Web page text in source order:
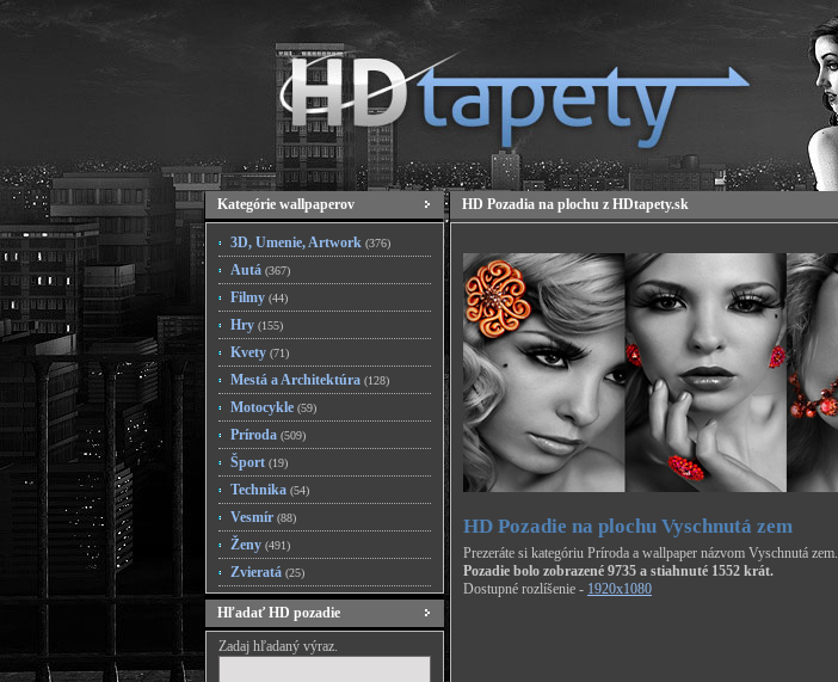
Kategórie wallpaperov
3D, Umenie, Artwork (376)
Autá (367)
Filmy (44)
Hry (155)
Kvety (71)
Mestá a Architektúra (128)
Motocykle (59)
Príroda (509)
Šport (19)
Technika (54)
Vesmír (88)
Ženy (491)
Zvieratá (25)
Hľadať HD pozadie
Zadaj hľadaný výraz.
HD Pozadia na plochu z HDtapety.sk
HD Pozadie na plochu Vyschnutá zem
Prezeráte si kategóriu Príroda a wallpaper názvom Vyschnutá zem.
Pozadie bolo zobrazené 9735 a stiahnuté 1552 krát.
Dostupné rozlíšenie - 1920x1080